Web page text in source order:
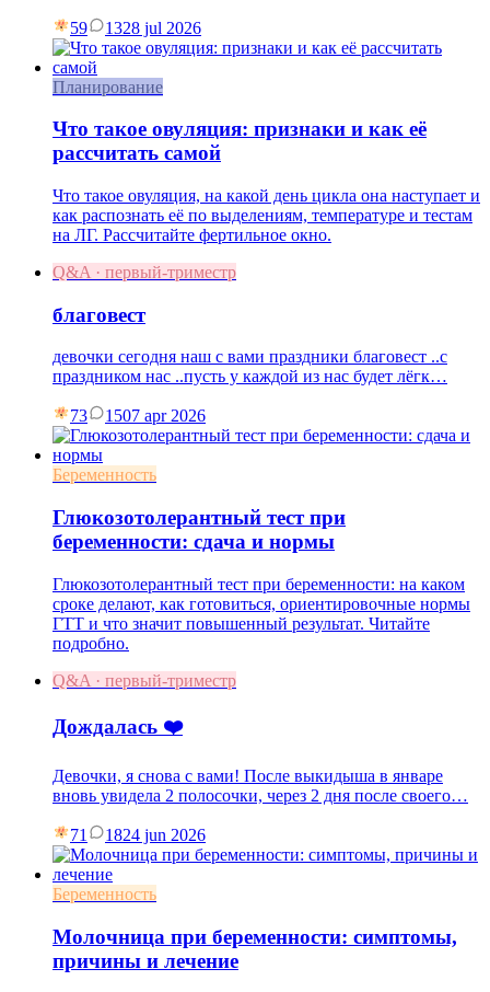
59 1328 jul 2026
Планирование
Что такое овуляция: признаки и как её
рассчитать самой
Что такое овуляция, на какой день цикла она наступает и
как распознать её по выделениям, температуре и тестам
на ЛГ. Рассчитайте фертильное окно.
Q&A · первый-триместр
благовест
девочки сегодня наш с вами праздники благовест ..с
праздником нас ..пусть у каждой из нас будет лёгк…
73 1507 apr 2026
Беременность
Глюкозотолерантный тест при
беременности: сдача и нормы
Глюкозотолерантный тест при беременности: на каком
сроке делают, как готовиться, ориентировочные нормы
ГТТ и что значит повышенный результат. Читайте
подробно.
Q&A · первый-триместр
Дождалась ❤️
Девочки, я снова с вами! После выкидыша в январе
вновь увидела 2 полосочки, через 2 дня после своего…
71 1824 jun 2026
Беременность
Молочница при беременности: симптомы,
причины и лечение